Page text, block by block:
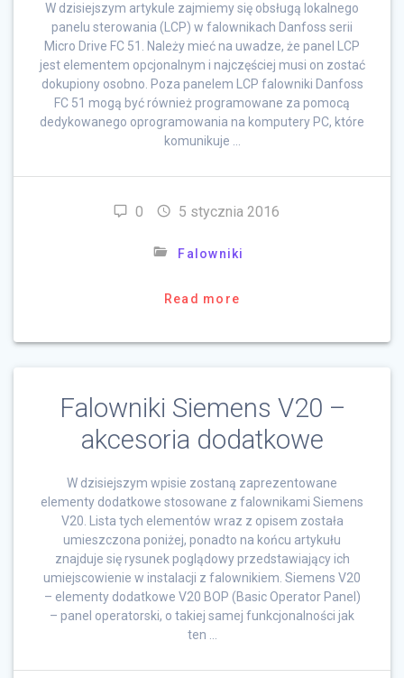
W dzisiejszym artykule zajmiemy się obsługą lokalnego
panelu sterowania (LCP) w falownikach Danfoss serii
Micro Drive FC 51. Należy mieć na uwadze, że panel LCP
jest elementem opcjonalnym i najczęściej musi on zostać
dokupiony osobno. Poza panelem LCP falowniki Danfoss
FC 51 mogą być również programowane za pomocą
dedykowanego oprogramowania na komputery PC, które
komunikuje …
0 5 stycznia 2016
Falowniki
Read more
Falowniki Siemens V20 –
akcesoria dodatkowe
W dzisiejszym wpisie zostaną zaprezentowane
elementy dodatkowe stosowane z falownikami Siemens
V20. Lista tych elementów wraz z opisem została
umieszczona poniżej, ponadto na końcu artykułu
znajduje się rysunek poglądowy przedstawiający ich
umiejscowienie w instalacji z falownikiem. Siemens V20
– elementy dodatkowe V20 BOP (Basic Operator Panel)
– panel operatorski, o takiej samej funkcjonalności jak
ten …